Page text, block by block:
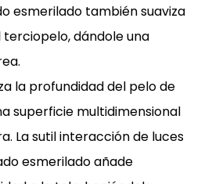
esmerilado también suaviza
dándole una
la profundidad del pelo de
superficie multidimensional
La sutil interacción de luces
esmerilado añade